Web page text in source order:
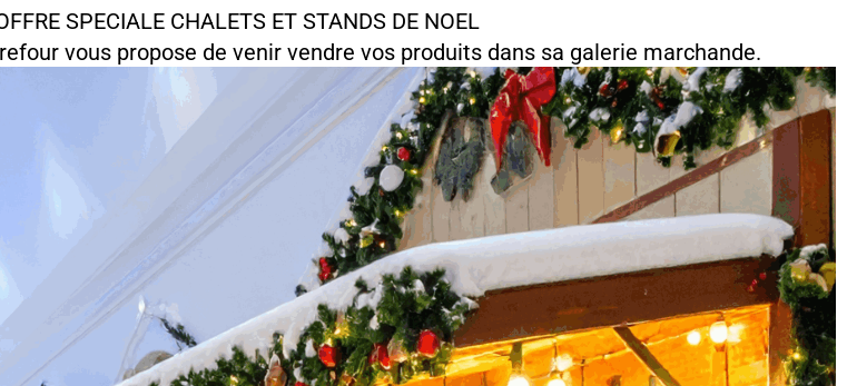
SPECIALE CHALETS ET STANDS DE NOEL
vous propose de venir vendre vos produits dans sa galerie marchande.